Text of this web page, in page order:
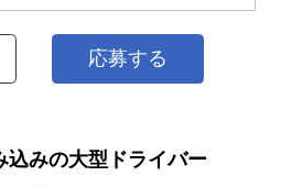
応募する
込みの大型ドライバー